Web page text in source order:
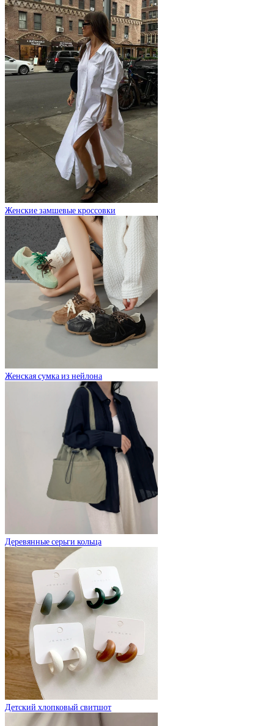
Женские замшевые кроссовки
Женская сумка из нейлона
Деревянные серьги кольца
Детский хлопковый свитшот